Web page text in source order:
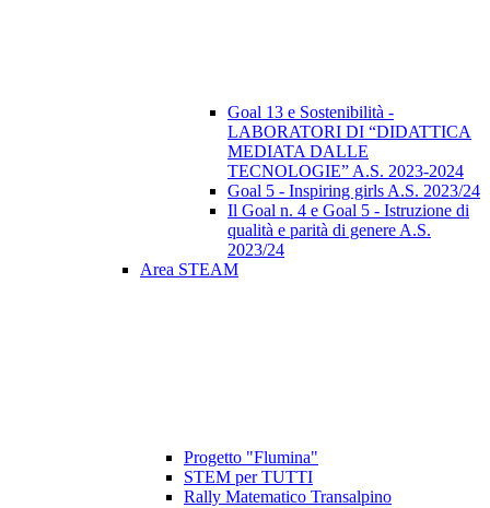
Goal 13 e Sostenibilità -
LABORATORI DI “DIDATTICA
MEDIATA DALLE
TECNOLOGIE” A.S. 2023-2024
Goal 5 - Inspiring girls A.S. 2023/24
Il Goal n. 4 e Goal 5 - Istruzione di
qualità e parità di genere A.S.
2023/24
Area STEAM
Progetto "Flumina"
STEM per TUTTI
Rally Matematico Transalpino